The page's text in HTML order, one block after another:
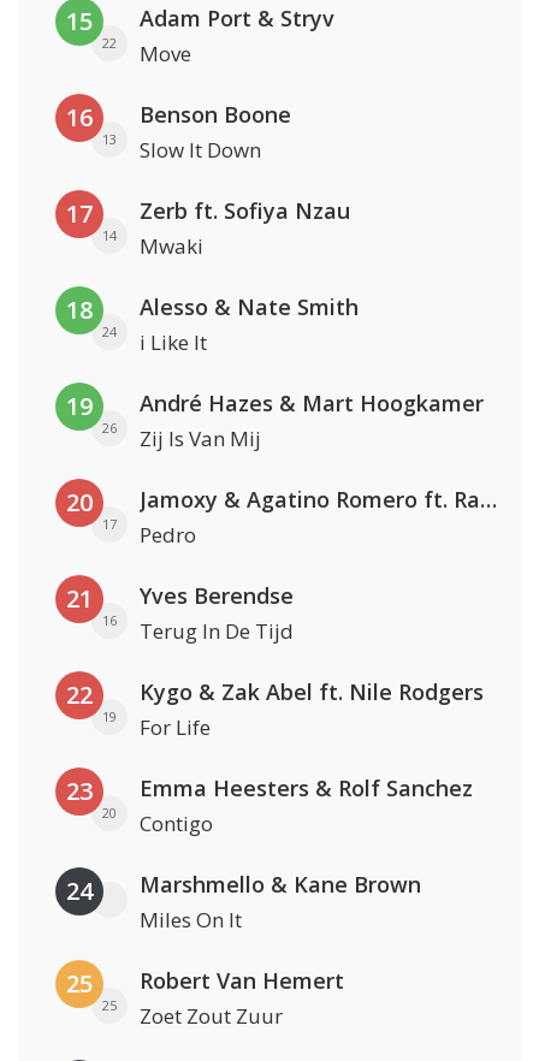
15
22
Adam Port & Stryv
Move
16
13
Benson Boone
Slow It Down
17
14
Zerb ft. Sofiya Nzau
Mwaki
18
24
Alesso & Nate Smith
i Like It
19
26
André Hazes & Mart Hoogkamer
Zij Is Van Mij
20
17
Jamoxy & Agatino Romero ft. Raffaella Carrà
Pedro
21
16
Yves Berendse
Terug In De Tijd
22
19
Kygo & Zak Abel ft. Nile Rodgers
For Life
23
20
Emma Heesters & Rolf Sanchez
Contigo
24 Marshmello & Kane Brown
Miles On It
25
25
Robert Van Hemert
Zoet Zout Zuur